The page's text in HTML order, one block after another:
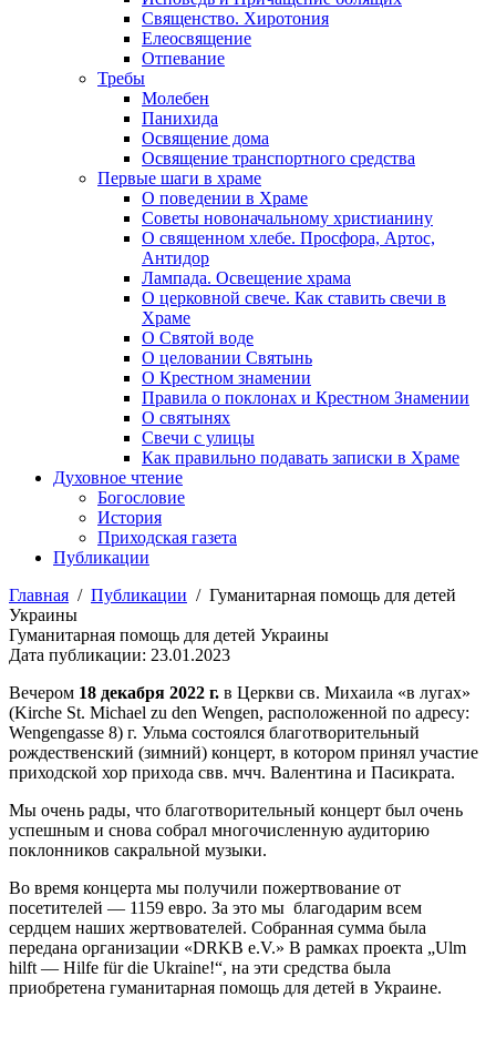
Священство. Хиротония
Елеосвящение
Отпевание
Требы
Молебен
Панихида
Освящение дома
Освящение транспортного средства
Первые шаги в храме
О поведении в Храме
Советы новоначальному христианину
О священном хлебе. Просфора, Артос,
Антидор
Лампада. Освещение храма
О церковной свече. Как ставить свечи в
Храме
О Святой воде
О целовании Святынь
О Крестном знамении
Правила о поклонах и Крестном Знамении
О святынях
Свечи с улицы
Как правильно подавать записки в Храме
Духовное чтение
Богословие
История
Приходская газета
Публикации
Главная / Публикации / Гуманитарная помощь для детей
Украины
Гуманитарная помощь для детей Украины
Дата публикации: 23.01.2023
Вечером 18 декабря 2022 г. в Церкви св. Михаила «в лугах»
(Kirche St. Michael zu den Wengen, расположенной по адресу:
Wengengasse 8) г. Ульма состоялся благотворительный
рождественский (зимний) концерт, в котором принял участие
приходской хор прихода свв. мчч. Валентина и Пасикрата.
Мы очень рады, что благотворительный концерт был очень
успешным и снова собрал многочисленную аудиторию
поклонников сакральной музыки.
Во время концерта мы получили пожертвование от
посетителей — 1159 евро. За это мы благодарим всем
сердцем наших жертвователей. Собранная сумма была
передана организации «DRKB e.V.» В рамках проекта „Ulm
hilft — Hilfe für die Ukraine!“, на эти средства была
приобретена гуманитарная помощь для детей в Украине.